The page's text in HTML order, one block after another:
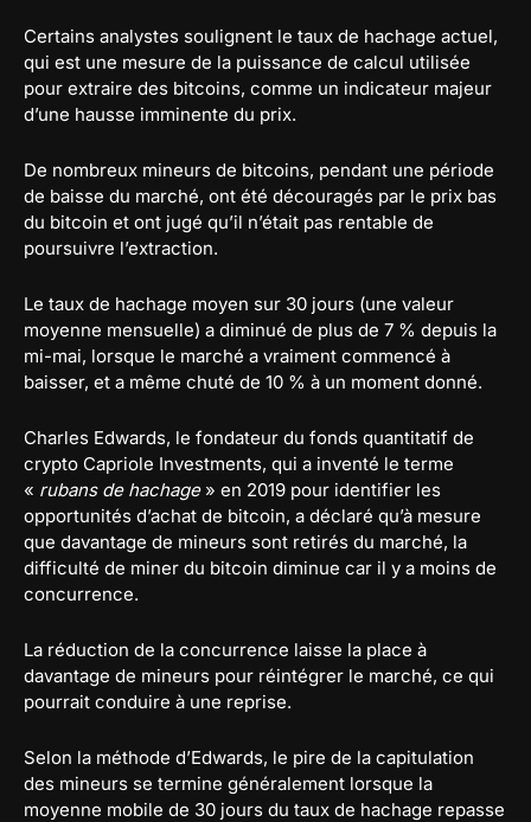
Certains analystes soulignent le taux de hachage actuel,
qui est une mesure de la puissance de calcul utilisée
pour extraire des bitcoins, comme un indicateur majeur
d’une hausse imminente du prix.
De nombreux mineurs de bitcoins, pendant une période
de baisse du marché, ont été découragés par le prix bas
du bitcoin et ont jugé qu’il n’était pas rentable de
poursuivre l’extraction.
Le taux de hachage moyen sur 30 jours (une valeur
moyenne mensuelle) a diminué de plus de 7 % depuis la
mi-mai, lorsque le marché a vraiment commencé à
baisser, et a même chuté de 10 % à un moment donné.
Charles Edwards, le fondateur du fonds quantitatif de
crypto Capriole Investments, qui a inventé le terme
« rubans de hachage» en 2019 pour identifier les
opportunités d’achat de bitcoin, a déclaré qu’à mesure
que davantage de mineurs sont retirés du marché, la
difficulté de miner du bitcoin diminue car il y a moins de
concurrence.
La réduction de la concurrence laisse la place à
davantage de mineurs pour réintégrer le marché, ce qui
pourrait conduire à une reprise.
Selon la méthode d’Edwards, le pire de la capitulation
des mineurs se termine généralement lorsque la
moyenne mobile de 30 jours du taux de hachage repasse